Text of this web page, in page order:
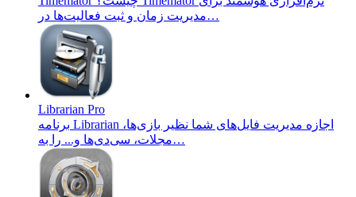
مدیریت زمان و ثبت فعالیت‌ها در…
Librarian Pro
برنامه Librarian اجازه مدیریت فایل‌های شما نظیر بازی‌ها،
مجلات، سی‌دی‌ها و... را به…